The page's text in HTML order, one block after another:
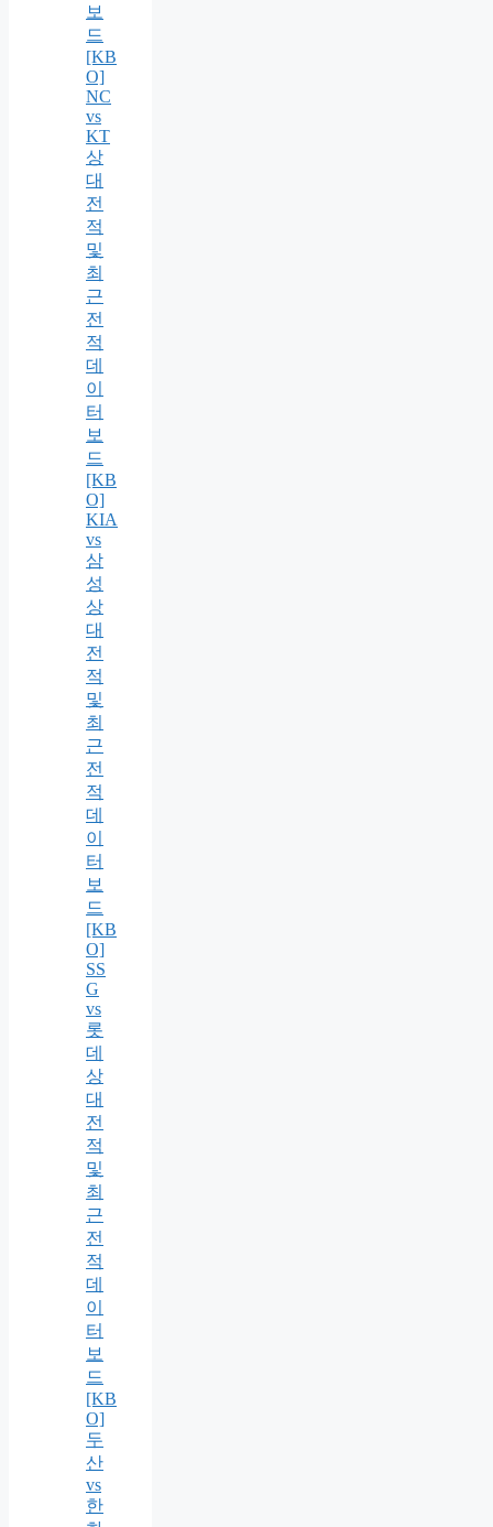
보
드
[KB
O]
NC
vs
KT
상
대
전
적
및
최
근
전
적
데
이
터
보
드
[KB
O]
KIA
vs
삼
성
상
대
전
적
및
최
근
전
적
데
이
터
보
드
[KB
O]
SS
G
vs
롯
데
상
대
전
적
및
최
근
전
적
데
이
터
보
드
[KB
O]
두
산
vs
한